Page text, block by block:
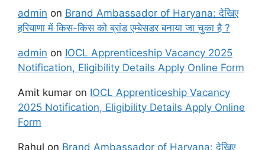
admin on Brand Ambassador of Haryana: देखिए
हरियाणा में किस-किस को ब्रांड एम्बेसडर बनाया जा चुका है ?
admin on IOCL Apprenticeship Vacancy 2025
Notification, Eligibility Details Apply Online Form
Amit kumar on IOCL Apprenticeship Vacancy
2025 Notification, Eligibility Details Apply Online
Form
Rahul on Brand Ambassador of Haryana: देखिए